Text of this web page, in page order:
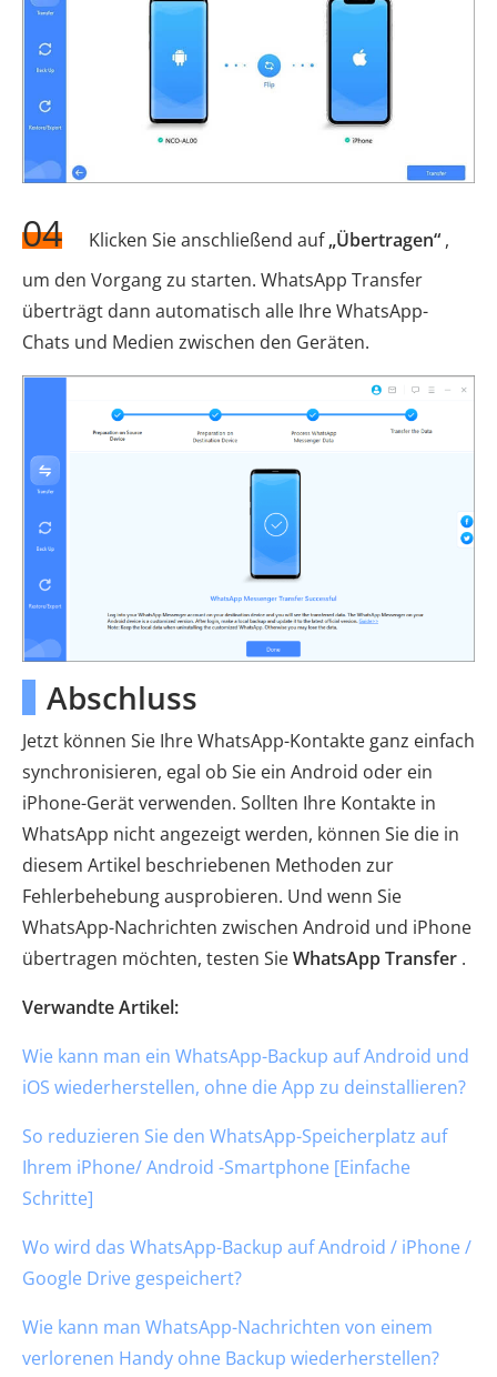
04 Klicken Sie anschließend auf„Übertragen“ ,
um den Vorgang zu starten. WhatsApp Transfer
überträgt dann automatisch alle Ihre WhatsApp-
Chats und Medien zwischen den Geräten.
Abschluss
Jetzt können Sie Ihre WhatsApp-Kontakte ganz einfach
synchronisieren, egal ob Sie ein Android oder ein
iPhone-Gerät verwenden. Sollten Ihre Kontakte in
WhatsApp nicht angezeigt werden, können Sie die in
diesem Artikel beschriebenen Methoden zur
Fehlerbehebung ausprobieren. Und wenn Sie
WhatsApp-Nachrichten zwischen Android und iPhone
übertragen möchten, testen SieWhatsApp Transfer .
Verwandte Artikel:
Wie kann man ein WhatsApp-Backup auf Android und
iOS wiederherstellen, ohne die App zu deinstallieren?
So reduzieren Sie den WhatsApp-Speicherplatz auf
Ihrem iPhone/ Android -Smartphone [Einfache
Schritte]
Wo wird das WhatsApp-Backup auf Android / iPhone /
Google Drive gespeichert?
Wie kann man WhatsApp-Nachrichten von einem
verlorenen Handy ohne Backup wiederherstellen?